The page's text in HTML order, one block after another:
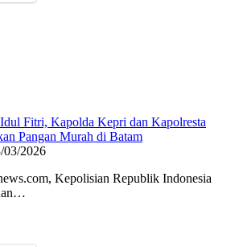
Fitri, Kapolda Kepri dan Kapolresta
Pangan Murah di Batam
03/2026
Kepolisian Republik Indonesia